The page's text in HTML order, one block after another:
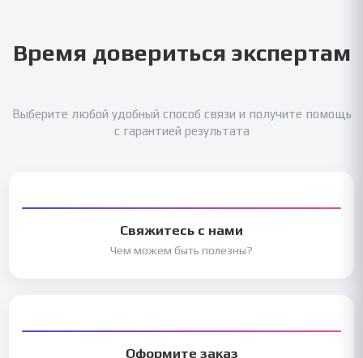
Время довериться экспертам
Выберите любой удобный способ связи и получите помощь
с гарантией результата
Свяжитесь с нами
Чем можем быть полезны?
Оформите заказ